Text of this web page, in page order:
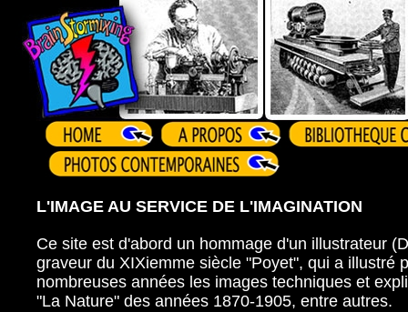
L'IMAGE AU SERVICE DE L'IMAGINATION
Ce site est d'abord un hommage d'un illustrateur
graveur du XIXiemme siècle "Poyet", qui a illustré
nombreuses années les images techniques et
"La Nature" des années 1870-1905, entre autres.